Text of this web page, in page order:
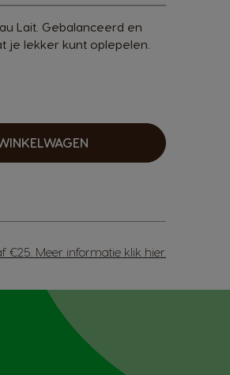
Lait. Gebalanceerd en
je lekker kunt oplepelen.
€25. Meer informatie klik hier